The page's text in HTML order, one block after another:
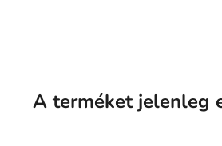
A terméket jelenleg